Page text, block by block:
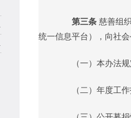
第三条 慈善组
统一信息平台），向社
（一）本办法规
（二）年度工作